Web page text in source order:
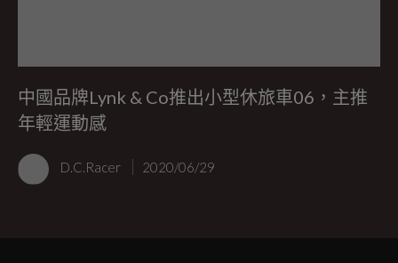
中國品牌Lynk & Co推出小型休旅車06，主推
年輕運動感
D.C.Racer 2020/06/29